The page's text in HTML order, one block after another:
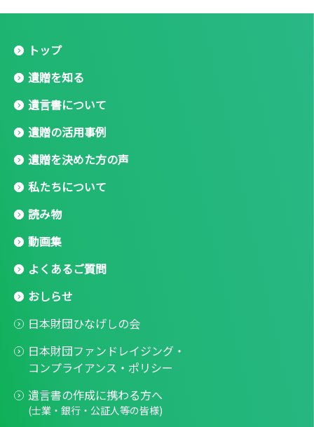
トップ
遺贈を知る
遺言書について
遺贈の活用事例
遺贈を決めた方の声
私たちについて
読み物
動画集
よくあるご質問
おしらせ
日本財団ひなげしの会
日本財団ファンドレイジング・
コンプライアンス・ポリシー
遺言書の作成に携わる方へ
(士業・銀行・公証人等の皆様)